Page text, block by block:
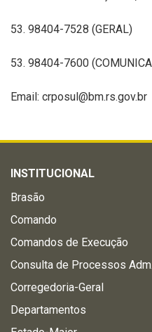
53. 98404-7528 (GERAL)
53. 98404-7600
Email: crposul@bm.rs.gov.br
INSTITUCIONAL
Brasão
Comando
Comandos de Execução
Consulta de Processos Adm.
Corregedoria-Geral
Departamentos